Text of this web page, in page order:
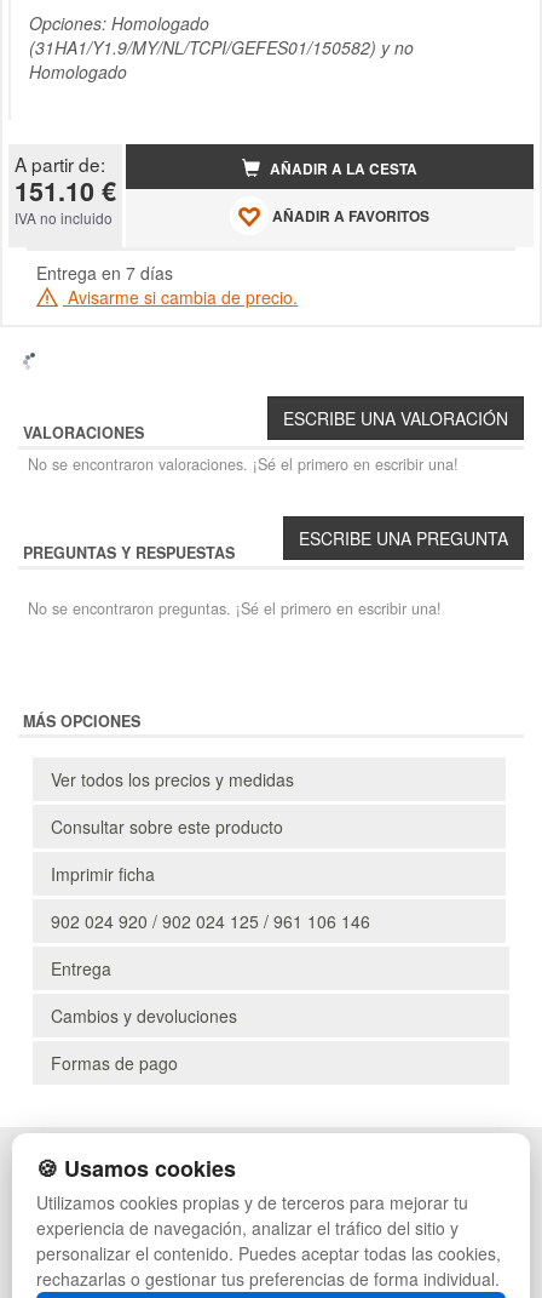
Opciones: Homologado
(31HA1/Y1.9/MY/NL/TCPI/GEFES01/150582) y no
Homologado
A partir de:
151.10 €
IVA no incluido
AÑADIR A LA CESTA
AÑADIR A FAVORITOS
Entrega en 7 días
Avisarme si cambia de precio.
VALORACIONES
No se encontraron valoraciones. ¡Sé el primero en escribir una!
PREGUNTAS Y RESPUESTAS
No se encontraron preguntas. ¡Sé el primero en escribir una!
MÁS OPCIONES
Ver todos los precios y medidas
Consultar sobre este producto
Imprimir ficha
902 024 920 / 902 024 125 / 961 106 146
Entrega
Cambios y devoluciones
Formas de pago
POLÍTICA DE PRIVACIDAD
CONDICIONES DE USO
CAMBIOS Y DEVOLUCIONES
CONTACTO
QUIENES SOMOS
MAPA WEB
PALETS DE PLÁSTICO
MANUTENCIÓN
GESTIÓN DE RESIDUOS
PALETS
CONTENEDORES DE PLÁSTICO
🍪 Usamos cookies
Utilizamos cookies propias y de terceros para mejorar tu
experiencia de navegación, analizar el tráfico del sitio y
personalizar el contenido. Puedes aceptar todas las cookies,
rechazarlas o gestionar tus preferencias de forma individual.